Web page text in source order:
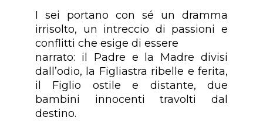
I sei portano con sé un dramma
irrisolto, un intreccio di passioni e
conflitti che esige di essere
narrato: il Padre e la Madre divisi
dall’odio, la Figliastra ribelle e ferita,
il Figlio ostile e distante, due
bambini innocenti travolti dal
destino.